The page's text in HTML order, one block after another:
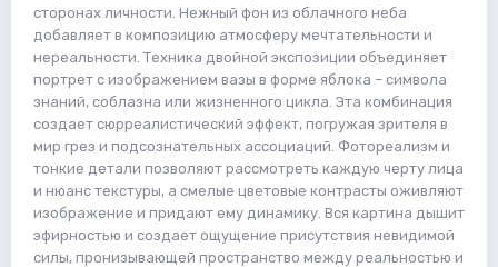
сторонах личности. Нежный фон из облачного неба
добавляет в композицию атмосферу мечтательности и
нереальности. Техника двойной экспозиции объединяет
портрет с изображением вазы в форме яблока – символа
знаний, соблазна или жизненного цикла. Эта комбинация
создает сюрреалистический эффект, погружая зрителя в
мир грез и подсознательных ассоциаций. Фотореализм и
тонкие детали позволяют рассмотреть каждую черту лица
и нюанс текстуры, а смелые цветовые контрасты оживляют
изображение и придают ему динамику. Вся картина дышит
эфирностью и создает ощущение присутствия невидимой
силы, пронизывающей пространство между реальностью и